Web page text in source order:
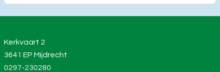
Kerkvaart 2
3641 EP Mijdrecht
0297-230280